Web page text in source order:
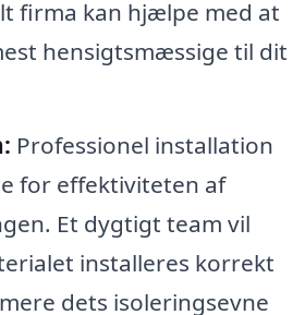
firma kan hjælpe med at
hensigtsmæssige til dit
Professionel installation
for effektiviteten af
Et dygtigt team vil
installeres korrekt
dets isoleringsevne